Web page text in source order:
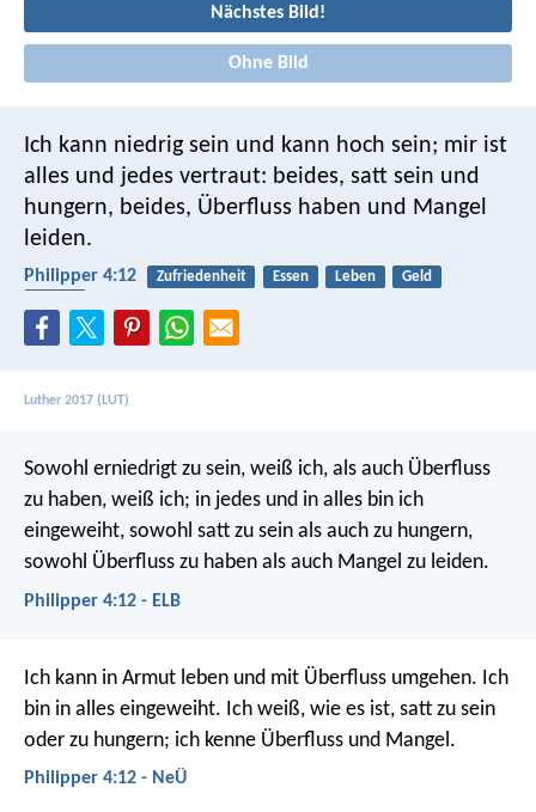
Nächstes Bild!
Ohne Bild
Ich kann niedrig sein und kann hoch sein; mir ist
alles und jedes vertraut: beides, satt sein und
hungern, beides, Überfluss haben und Mangel
leiden.
Philipper 4:12 Zufriedenheit Essen Leben
Geld
Luther 2017 (LUT)
Sowohl erniedrigt zu sein, weiß ich, als auch Überfluss
zu haben, weiß ich; in jedes und in alles bin ich
eingeweiht, sowohl satt zu sein als auch zu hungern,
sowohl Überfluss zu haben als auch Mangel zu leiden.
Philipper 4:12 - ELB
Ich kann in Armut leben und mit Überfluss umgehen. Ich
bin in alles eingeweiht. Ich weiß, wie es ist, satt zu sein
oder zu hungern; ich kenne Überfluss und Mangel.
Philipper 4:12 - NeÜ